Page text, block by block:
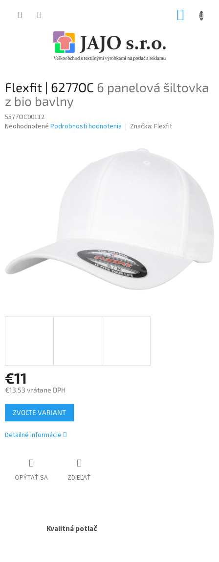
Flexfit | 6277OC 6 panelová šiltovka
z bio bavlny
5577OC00112
Priemerné
Neohodnotené Podrobnosti hodnotenia Značka: Flexfit
€11
€13,53 vrátane DPH
Jednotková
cena:
ZVOĽTE VARIANT
Detailné informácie
OPÝTAŤ SA ZDIEĽAŤ
Kvalitná potlač